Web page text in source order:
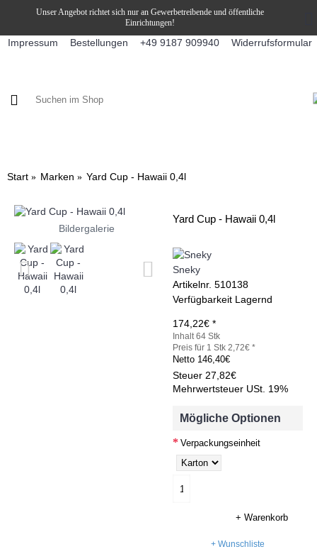
Unser Angebot richtet sich nur an Gewerbetreibende und öffentliche
Einrichtungen!
Impressum Bestellungen +49 9187 909940 Widerrufsformular
Start Marken Yard Cup - Hawaii 0,4l
Bildergalerie
Yard Cup - Hawaii 0,4l
Sneky
Artikelnr. 510138
Verfügbarkeit Lagernd
174,22€ *
Inhalt 64 Stk
Preis für 1 Stk 2,72€ *
Netto 146,40€
Steuer 27,82€
Mehrwertsteuer USt. 19%
Mögliche Optionen
Verpackungseinheit
+ Warenkorb
+ Wunschliste